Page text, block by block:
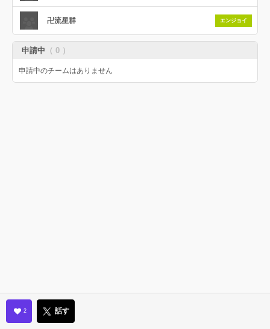
卍流星群 エンジョイ
申請中 （ 0 ）
申請中のチームはありません
2 話す